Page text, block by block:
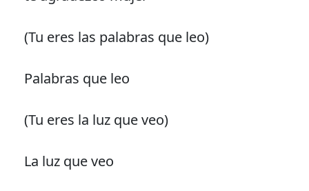
(Tu eres las palabras que leo)
Palabras que leo
(Tu eres la luz que veo)
La luz que veo